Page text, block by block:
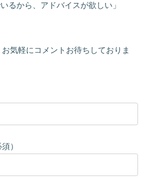
るから、アドバイスが欲しい」
気軽にコメントお待ちしておりま
）